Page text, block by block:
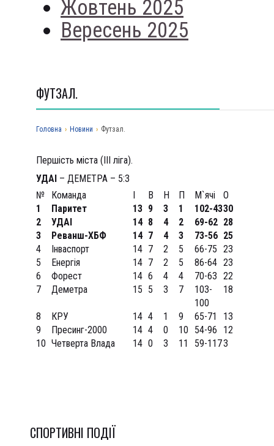
Жовтень 2025
Вересень 2025
ФУТЗАЛ.
Головна › Новини › Футзал.
Першість міста (ІІІ ліга).
УДАІ – ДЕМЕТРА – 5:3
№
Команда І В Н П М`ячі
О
1
Паритет 13 9 3 1 102-4330
2
УДАІ 14 8 4 2 69-62 28
3
Реванш-ХБФ 14 7 4 3 73-56 25
4
Інваспорт 14 7 2 5 66-75 23
5
Енергія 14 7 2 5 86-64 23
6
Форест 14 6 4 4 70-63 22
7
Деметра 15 5 3 7
103-
100
18
8 КРУ 14 4 1 9 65-71
13
9
Пресинг-2000 14 4 0 10 54-96
12
10 Четверта Влада 14 0 3 11 59-1173
СПОРТИВНI ПОДІЇ